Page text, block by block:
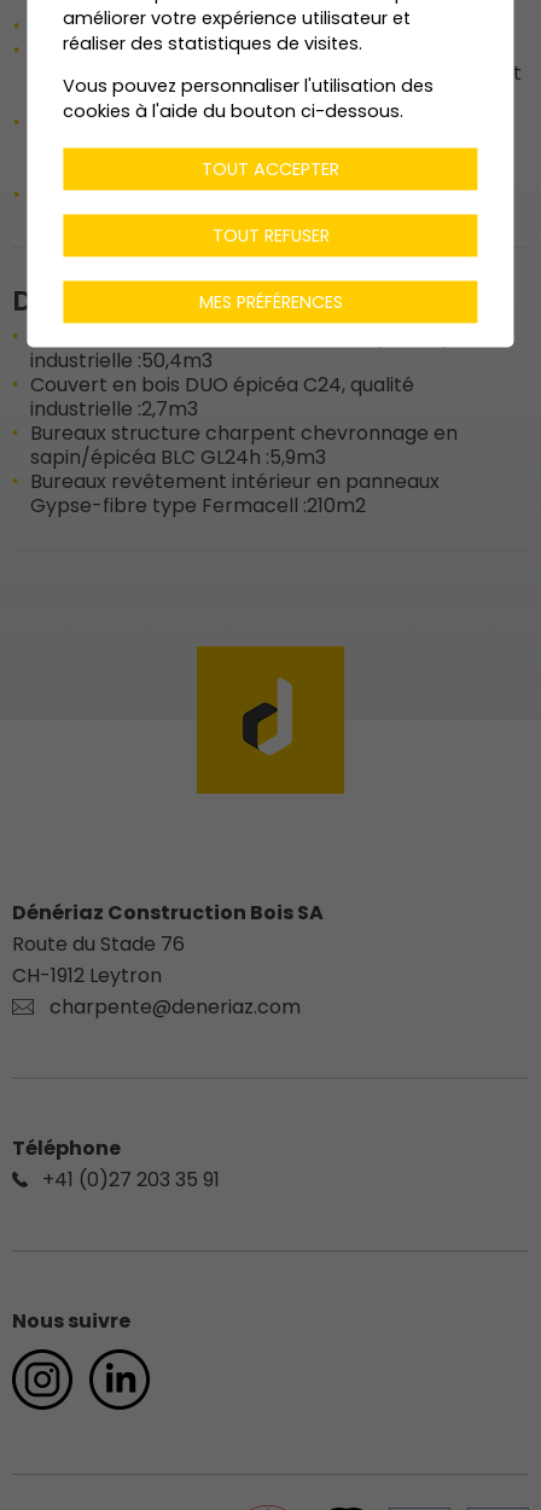
Construction d'un moulin
Halle (charpente, structure primaire, poteaux,
sommiers, cadre de contreventement en pignon et
long pan de la hall, plancher, toiture, façade)
Couvert de chargement (structure, sommiers,
panne chevron, pan de bois pour supports des
panneaux de façade, marquise)
Bureaux (charpente, toiture, ossatures)
Données techniques
industrielle :50,4m3
Couvert en bois DUO épicéa C24, qualité
industrielle :2,7m3
Bureaux structure charpent chevronnage en
sapin/épicéa BLC GL24h :5,9m3
Bureaux revêtement intérieur en panneaux
Gypse-fibre type Fermacell :210m2
Dénériaz Construction Bois SA
Route du Stade 76
CH-1912 Leytron
charpente@deneriaz.com
Téléphone
+41 (0)27 203 35 91
Nous suivre
améliorer votre expérience utilisateur et
réaliser des statistiques de visites.
Vous pouvez personnaliser l'utilisation des
cookies à l'aide du bouton ci-dessous.
TOUT ACCEPTER
TOUT REFUSER
MES PRÉFÉRENCES